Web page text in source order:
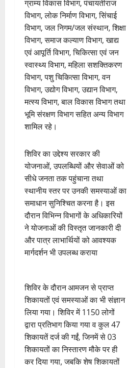
ग्राम्य विकास विभाग, पंचायतीराज
विभाग, लोक निर्माण विभाग, सिंचाई
विभाग, जल निगम/जल संस्थान, शिक्षा
विभाग, समाज कल्याण विभाग, खाद्य
एवं आपूर्ति विभाग, चिकित्सा एवं जन
स्वास्थ्य विभाग, महिला सशक्तिकरण
विभाग, पशु चिकित्सा विभाग, वन
विभाग, उद्योग विभाग, उद्यान विभाग,
मत्स्य विभाग, बाल विकास विभाग तथा
भूमि संरक्षण विभाग सहित अन्य विभाग
शामिल रहे।
शिविर का उद्देश्य सरकार की
योजनाओं, उपलब्धियों और सेवाओं को
सीधे जनता तक पहुंचाना तथा
स्थानीय स्तर पर उनकी समस्याओं का
समाधान सुनिश्चित करना है। इस
दौरान विभिन्न विभागों के अधिकारियों
ने योजनाओं की विस्तृत जानकारी दी
और पात्र लाभार्थियों को आवश्यक
मार्गदर्शन भी उपलब्ध कराया
शिविर के दौरान आमजन से प्राप्त
शिकायतों एवं समस्याओं का भी संज्ञान
लिया गया। शिविर में 1150 लोगों
द्वारा प्रतिभाग किया गया व कुल 47
शिकायतें दर्ज की गईं, जिनमें से 03
शिकायतों का निस्तारण मौके पर ही
कर दिया गया, जबकि शेष शिकायतों